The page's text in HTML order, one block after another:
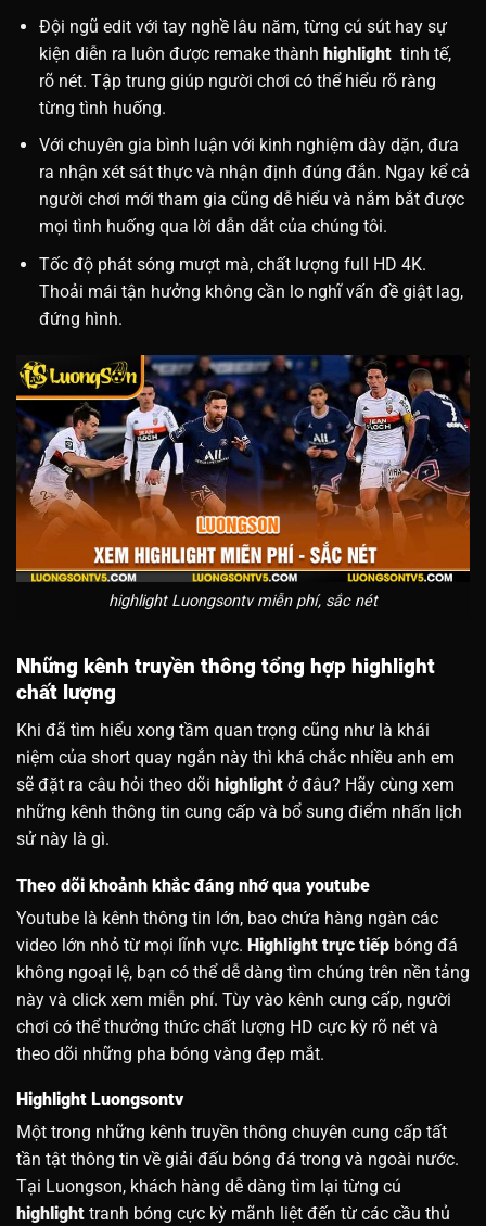
Đội ngũ edit với tay nghề lâu năm, từng cú sút hay sự
kiện diễn ra luôn được remake thành highlight tinh tế,
rõ nét. Tập trung giúp người chơi có thể hiểu rõ ràng
từng tình huống.
Với chuyên gia bình luận với kinh nghiệm dày dặn, đưa
ra nhận xét sát thực và nhận định đúng đắn. Ngay kể cả
người chơi mới tham gia cũng dễ hiểu và nắm bắt được
mọi tình huống qua lời dẫn dắt của chúng tôi.
Tốc độ phát sóng mượt mà, chất lượng full HD 4K.
Thoải mái tận hưởng không cần lo nghĩ vấn đề giật lag,
đứng hình.
highlight Luongsontv miễn phí, sắc nét
Những kênh truyền thông tổng hợp highlight
chất lượng
Khi đã tìm hiểu xong tầm quan trọng cũng như là khái
niệm của short quay ngắn này thì khá chắc nhiều anh em
sẽ đặt ra câu hỏi theo dõi highlight ở đâu? Hãy cùng xem
những kênh thông tin cung cấp và bổ sung điểm nhấn lịch
sử này là gì.
Theo dõi khoảnh khắc đáng nhớ qua youtube
Youtube là kênh thông tin lớn, bao chứa hàng ngàn các
video lớn nhỏ từ mọi lĩnh vực. Highlight trực tiếp bóng đá
không ngoại lệ, bạn có thể dễ dàng tìm chúng trên nền tảng
này và click xem miễn phí. Tùy vào kênh cung cấp, người
chơi có thể thưởng thức chất lượng HD cực kỳ rõ nét và
theo dõi những pha bóng vàng đẹp mắt.
Highlight Luongsontv
Một trong những kênh truyền thông chuyên cung cấp tất
tần tật thông tin về giải đấu bóng đá trong và ngoài nước.
Tại Luongson, khách hàng dễ dàng tìm lại từng cú
highlight tranh bóng cực kỳ mãnh liệt đến từ các cầu thủ